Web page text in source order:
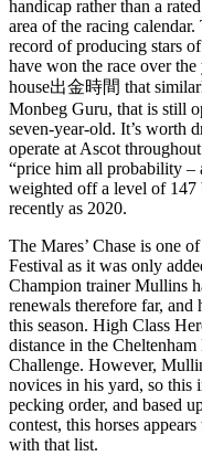
handicap rather than a
area of the racing
record of producing stars
have won the race over
house出金時間 that
Monbeg Guru, that is still
seven-year-old. It’s worth
operate at Ascot
“price him all probability –
weighted off a level of 147
recently as 2020.
The Mares’ Chase is one
Festival as it was only
Champion trainer Mullins
renewals therefore far,
this season. High Class
distance in the
Challenge. However,
novices in his yard, so
pecking order, and based
contest, this horses
with that list.